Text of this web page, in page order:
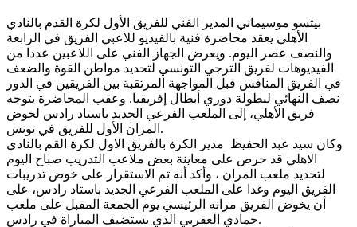
بيتسو موسيماني المدير الفني للفريق الأول لكرة القدم بالنادي
الأهلي يعقد محاضرة فنية بالفيديو للاعبي الفريق في الرابعة
والنصف عصر اليوم. ويعرض الجهاز الفني على اللاعبين عددا من
الفيديوهات لفريق الترجي التونسي لتحديد مواطن القوة والضعف
في الفريق المنافس قبل المواجهة المرتقبة بين الفريقين في الدور
نصف النهائي لبطولة دوري أبطال إفريقيا. وعقب المحاضرة يتوجه
فريق الأهلي، إلى الملعب الفرعي الجديد باستاد رادس لخوض
المران الأول للفريق في تونس.
وكان سيد عبد الحفيظ مدير الكرة بالفريق الاول لكرة القم بالنادي
الاهلي قد حرص على معاينة بعض ملاعب التدريب صباح اليوم
لتحديد ملعب المران ، وأكد أنه تم الاستقرار على خوض تدريبات
الفريق اليوم وغدا على الملعب الفرعي الجديد باستاد رادس، على
أن يخوض الفريق مرانه الرئيسي يوم الجمعة المقبل على ملعب
حمادي العقربي الذي يستضيف المباراة في رادس.